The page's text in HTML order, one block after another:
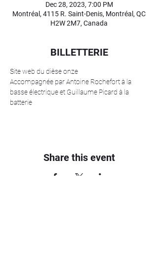
Dec 28, 2023, 7:00 PM
Montréal, 4115 R. Saint-Denis, Montréal, QC
H2W 2M7, Canada
BILLETTERIE
Site web du dièse onze
Accompagnée par Antoine Rochefort à la
basse électrique et Guillaume Picard à la
batterie
Share this event